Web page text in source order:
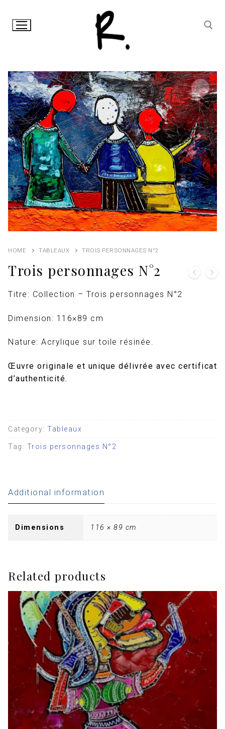
HOME TABLEAUX TROIS PERSONNAGES N°2
Trois personnages N°2
Titre: Collection – Trois personnages N°2
Dimension: 116×89 cm
Nature: Acrylique sur toile résinée.
Œuvre originale et unique délivrée avec certificat
d’authenticité.
Category: Tableaux
Tag: Trois personnages N°2
Additional information
Dimensions 116 × 89 cm
Related products